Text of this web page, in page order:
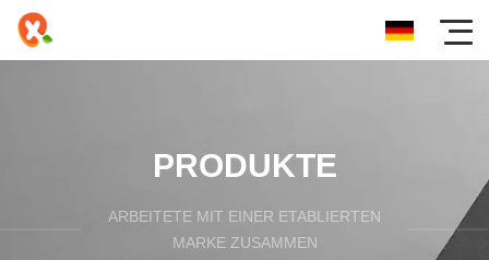
PRODUKTE
ARBEITETE MIT EINER ETABLIERTEN
MARKE ZUSAMMEN